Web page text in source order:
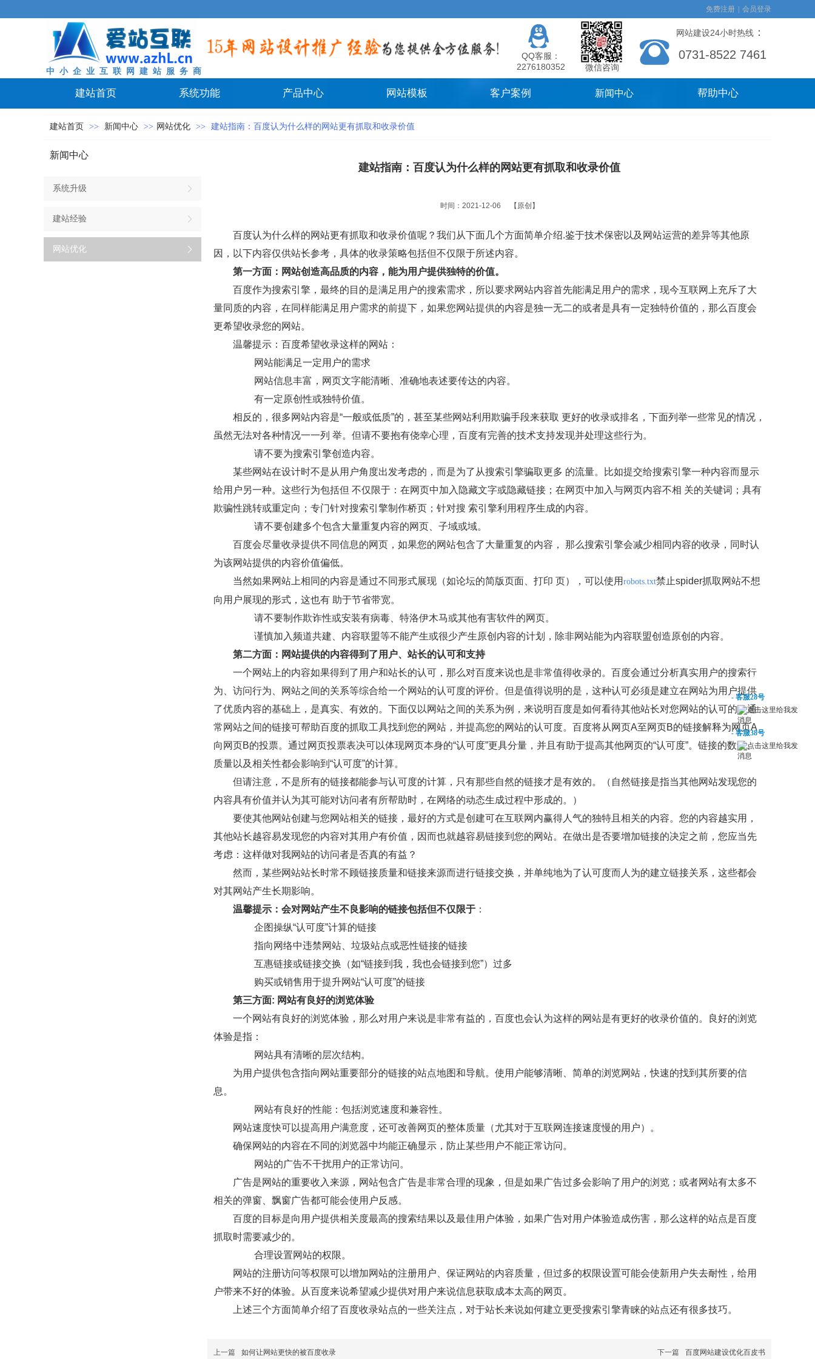
网站建设24小时热线 ：
0731-8522 7461
微信咨询
QQ客服：
2276180352
中 小 企 业 互 联 网 建 站 服 务 商
免费注册 会员登录
建站首页 系统功能 产品中心 网站模板 客户案例 新闻中心 帮助中心
建站首页 >> 新闻中心 >> 网站优化 >> 建站指南：百度认为什么样的网站更有抓取和收录价值
新闻中心
系统升级
建站经验
网站优化
建站指南：百度认为什么样的网站更有抓取和收录价值
时间：2021-12-06 【原创】
百度认为什么样的网站更有抓取和收录价值呢？我们从下面几个方面简单介绍.鉴于技术保密以及网站运营的差异等其他原
因，以下内容仅供站长参考，具体的收录策略包括但不仅限于所述内容。
第一方面：网站创造高品质的内容，能为用户提供独特的价值。
百度作为搜索引擎，最终的目的是满足用户的搜索需求，所以要求网站内容首先能满足用户的需求，现今互联网上充斥了大
量同质的内容，在同样能满足用户需求的前提下，如果您网站提供的内容是独一无二的或者是具有一定独特价值的，那么百度会
更希望收录您的网站。
温馨提示：百度希望收录这样的网站：
网站能满足一定用户的需求
网站信息丰富，网页文字能清晰、准确地表述要传达的内容。
有一定原创性或独特价值。
相反的，很多网站内容是“一般或低质”的，甚至某些网站利用欺骗手段来获取 更好的收录或排名，下面列举一些常见的情况，
虽然无法对各种情况一一列 举。但请不要抱有侥幸心理，百度有完善的技术支持发现并处理这些行为。
请不要为搜索引擎创造内容。
某些网站在设计时不是从用户角度出发考虑的，而是为了从搜索引擎骗取更多 的流量。比如提交给搜索引擎一种内容而显示
给用户另一种。这些行为包括但 不仅限于：在网页中加入隐藏文字或隐藏链接；在网页中加入与网页内容不相 关的关键词；具有
欺骗性跳转或重定向；专门针对搜索引擎制作桥页；针对搜 索引擎利用程序生成的内容。
请不要创建多个包含大量重复内容的网页、子域或域。
百度会尽量收录提供不同信息的网页，如果您的网站包含了大量重复的内容， 那么搜索引擎会减少相同内容的收录，同时认
为该网站提供的内容价值偏低。
当然如果网站上相同的内容是通过不同形式展现（如论坛的简版页面、打印 页），可以使用 robots.txt禁止spider抓取网站不想
向用户展现的形式，这也有 助于节省带宽。
请不要制作欺诈性或安装有病毒、特洛伊木马或其他有害软件的网页。
谨慎加入频道共建、内容联盟等不能产生或很少产生原创内容的计划，除非网站能为内容联盟创造原创的内容。
第二方面：网站提供的内容得到了用户、站长的认可和支持
一个网站上的内容如果得到了用户和站长的认可，那么对百度来说也是非常值得收录的。百度会通过分析真实用户的搜索行
为、访问行为、网站之间的关系等综合给一个网站的认可度的评价。但是值得说明的是，这种认可必须是建立在网站为用户提供
了优质内容的基础上，是真实、有效的。下面仅以网站之间的关系为例，来说明百度是如何看待其他站长对您网站的认可的：通
常网站之间的链接可帮助百度的抓取工具找到您的网站，并提高您的网站的认可度。百度将从网页A至网页B的链接解释为网页A
向网页B的投票。通过网页投票表决可以体现网页本身的“认可度”更具分量，并且有助于提高其他网页的“认可度”。链接的数量、
质量以及相关性都会影响到“认可度”的计算。
但请注意，不是所有的链接都能参与认可度的计算，只有那些自然的链接才是有效的。（自然链接是指当其他网站发现您的
内容具有价值并认为其可能对访问者有所帮助时，在网络的动态生成过程中形成的。）
要使其他网站创建与您网站相关的链接，最好的方式是创建可在互联网内赢得人气的独特且相关的内容。您的内容越实用，
其他站长越容易发现您的内容对其用户有价值，因而也就越容易链接到您的网站。在做出是否要增加链接的决定之前，您应当先
考虑：这样做对我网站的访问者是否真的有益？
然而，某些网站站长时常不顾链接质量和链接来源而进行链接交换，并单纯地为了认可度而人为的建立链接关系，这些都会
对其网站产生长期影响。
温馨提示：会对网站产生不良影响的链接包括但不仅限于 ：
企图操纵“认可度”计算的链接
指向网络中违禁网站、垃圾站点或恶性链接的链接
互惠链接或链接交换（如“链接到我，我也会链接到您”）过多
购买或销售用于提升网站“认可度”的链接
第三方面: 网站有良好的浏览体验
一个网站有良好的浏览体验，那么对用户来说是非常有益的，百度也会认为这样的网站是有更好的收录价值的。良好的浏览
体验是指：
网站具有清晰的层次结构。
为用户提供包含指向网站重要部分的链接的站点地图和导航。使用户能够清晰、简单的浏览网站，快速的找到其所要的信
息。
网站有良好的性能：包括浏览速度和兼容性。
网站速度快可以提高用户满意度，还可改善网页的整体质量（尤其对于互联网连接速度慢的用户）。
确保网站的内容在不同的浏览器中均能正确显示，防止某些用户不能正常访问。
网站的广告不干扰用户的正常访问。
广告是网站的重要收入来源，网站包含广告是非常合理的现象，但是如果广告过多会影响了用户的浏览；或者网站有太多不
相关的弹窗、飘窗广告都可能会使用户反感。
百度的目标是向用户提供相关度最高的搜索结果以及最佳用户体验，如果广告对用户体验造成伤害，那么这样的站点是百度
抓取时需要减少的。
合理设置网站的权限。
网站的注册访问等权限可以增加网站的注册用户、保证网站的内容质量，但过多的权限设置可能会使新用户失去耐性，给用
户带来不好的体验。从百度来说希望减少提供对用户来说信息获取成本太高的网页。
上述三个方面简单介绍了百度收录站点的一些关注点，对于站长来说如何建立更受搜索引擎青睐的站点还有很多技巧。
上一篇 如何让网站更快的被百度收录 下一篇 百度网站建设优化百皮书
在线客服
- 客服28号
- 客服38号